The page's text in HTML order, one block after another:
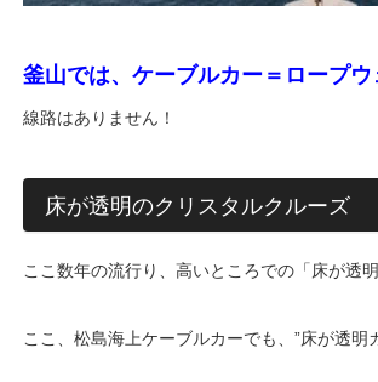
釜山では、ケーブルカー＝ロープウ
線路はありません！
床が透明のクリスタルクルーズ
ここ数年の流行り、高いところでの「床が透
ここ、松島海上ケーブルカーでも、”床が透明